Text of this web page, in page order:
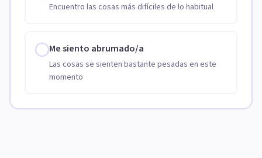
Encuentro las cosas más difíciles de lo habitual
Me siento abrumado/a
Las cosas se sienten bastante pesadas en este
momento